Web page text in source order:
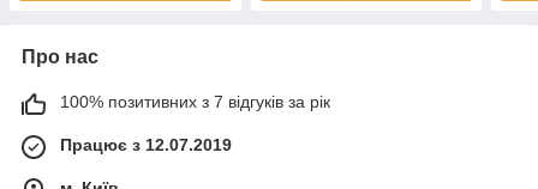
Про нас
100% позитивних з 7 відгуків за рік
Працює з 12.07.2019